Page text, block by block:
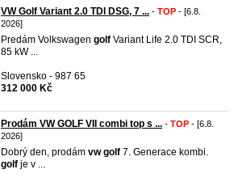
VW Golf Variant 2.0 TDI DSG, 7 ... - TOP - [6.8.
2026]
Predám Volkswagen golf Variant Life 2.0 TDI SCR,
85 kW ...
Slovensko - 987 65
312 000 Kč
Prodám VW GOLF VII combi top s ... - TOP - [6.8.
2026]
Dobrý den, prodám vw golf 7. Generace kombi.
golf je v ...